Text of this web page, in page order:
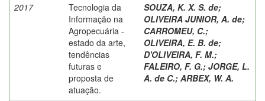
2017
Tecnologia da
Informação na
Agropecuária -
estado da arte,
tendências
futuras e
proposta de
atuação.
SOUZA, K. X. S. de;
OLIVEIRA JUNIOR, A. de;
CARROMEU, C.;
OLIVEIRA, E. B. de;
D'OLIVEIRA, F. M.;
FALEIRO, F. G.; JORGE, L.
A. de C.; ARBEX, W. A.